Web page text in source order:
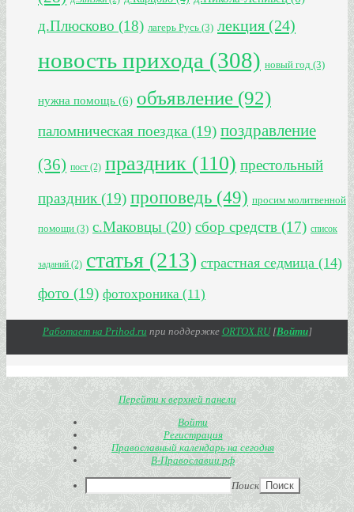
д.Плюсково (18) лагерь Русь (3) лекция (24)
новость прихода (308) новый год (3)
нужна помощь (6) объявление (92)
паломническая поездка (19) поздравление
(36) пост (2) праздник (110) престольный
праздник(19) проповедь (49) просим молитвенной
помощи (3) с.Маковцы (20) сбор средств (17) список
заданий (2) статья (213) страстная седмица (14)
фото (19) фотохроника (11)
Работает на Prihod.ru при поддержке ORTOX.RU[Войти]
Перейти к верхней панели
Войти
Регистрация
Православный календарь на сегодня
В-Православии.рф
Поиск